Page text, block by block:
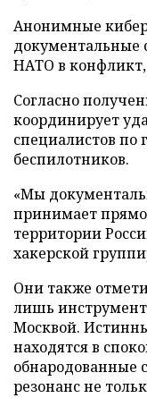
Анонимные
документальные
НАТО в
Согласно
координирует
специалистов по
беспилотников.
«Мы
принимает
территории
хакерской
Они также
лишь
Москвой.
находятся в
обнародованные
резонанс не